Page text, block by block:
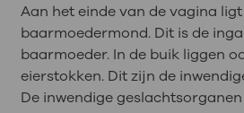
Aan het einde van de vagina
baarmoedermond. Dit is de
baarmoeder. In de buik liggen
eierstokken. Dit zijn de
De inwendige